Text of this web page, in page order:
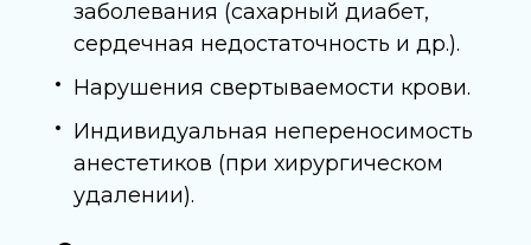
заболевания (сахарный диабет,
сердечная недостаточность и др.).
Нарушения свертываемости крови.
Индивидуальная непереносимость
анестетиков (при хирургическом
удалении).